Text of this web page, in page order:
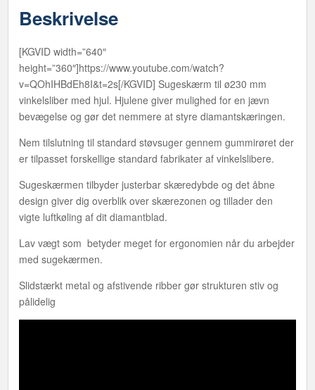
Beskrivelse
[KGVID width=”640″
height=”360″]https://www.youtube.com/watch?
v=QOhIHBdEh8I&t=2s[/KGVID] Sugeskærm til ø230 mm
vinkelsliber med hjul. Hjulene giver mulighed for en jævn
bevægelse og gør det nemmere at styre diamantskæringen.
Nem tilslutning til standard støvsuger gennem gummirøret der
er tilpasset forskellige standard fabrikater af vinkelslibere.
Sugeskærmen tilbyder justerbar skæredybde og det åbne
design giver dig overblik over skærezonen og tillader den
vigte luftkøling af dit diamantblad.
Lav vægt som betyder meget for ergonomien når du arbejder
med sugekærmen.
Slidstærkt metal og afstivende ribber gør strukturen stiv og
pålidelig